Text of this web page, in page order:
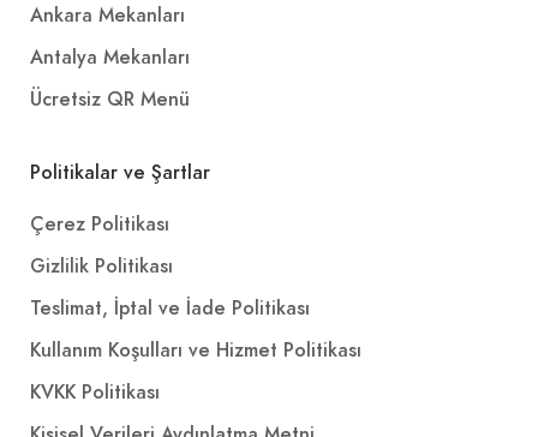
Ankara Mekanları
Antalya Mekanları
Ücretsiz QR Menü
Politikalar ve Şartlar
Çerez Politikası
Gizlilik Politikası
Teslimat, İptal ve İade Politikası
Kullanım Koşulları ve Hizmet Politikası
KVKK Politikası